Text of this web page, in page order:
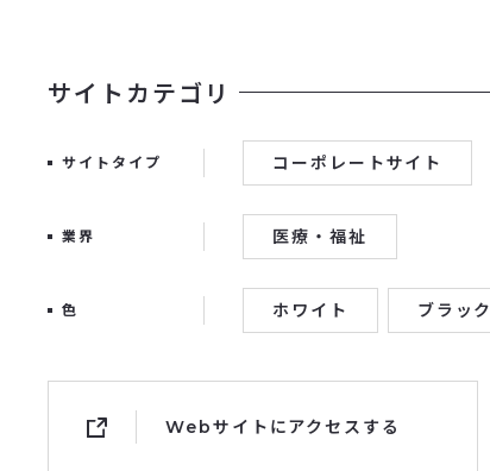
サイトカテゴリ
サイトタイプ コーポレートサイト
業界 医療・福祉
色 ホワイト ブラック
Webサイトにアクセスする